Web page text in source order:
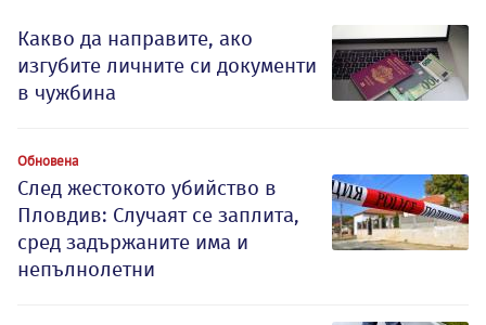
Какво да направите, ако
изгубите личните си документи
в чужбина
Обновена
След жестокото убийство в
Пловдив: Случаят се заплита,
сред задържаните има и
непълнолетни